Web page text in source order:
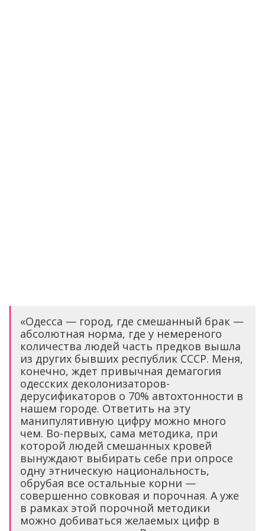
«Одесса — город, где смешанный брак —
абсолютная норма, где у немереного
количества людей часть предков вышла
из других бывших республик СССР. Меня,
конечно, ждет привычная демагогия
одесских деколонизаторов-
дерусификаторов о 70% автохтонности в
нашем городе. Ответить на эту
манипулятивную цифру можно много
чем. Во-первых, сама методика, при
которой людей смешанных кровей
вынуждают выбирать себе при опросе
одну этническую национальность,
обрубая все остальные корни —
совершенно совковая и порочная. А уже
в рамках этой порочной методики
можно добиваться желаемых цифр в